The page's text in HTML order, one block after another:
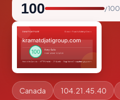
100 / 100
Canada 104.21.45.40